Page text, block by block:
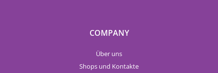
COMPANY
Über uns
Shops und Kontakte